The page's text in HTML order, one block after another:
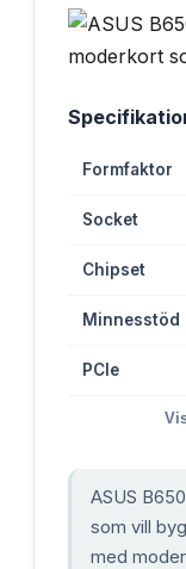
Formfaktor
Socket
Chipset
Minnesstöd
PCIe
ASUS
som vill
med